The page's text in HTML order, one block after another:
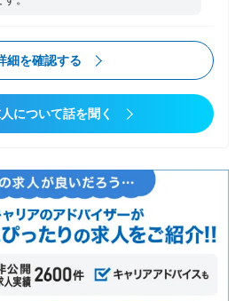
ベンダを巻き込みながら事業を推
営の役割を担い、ネットワーク
術・ソリューションを駆使して
関するサービス提案や顧客対応
維持管理などのサービス運営を
。また、技術動向調査等のR&D
わり、当社サービスの付加価値
いただきます。 【具体的な
細を確認する
について話を聞く